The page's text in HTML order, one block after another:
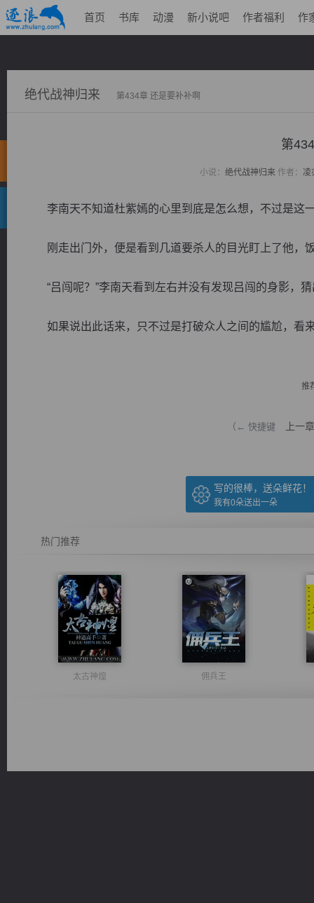
首页 书库 动漫 新小说吧 作者福利 作
绝代战神归来 第434章 还是要补补啊
第
小说： 绝代战神归来作者： 凌
李南天不知道杜紫嫣的心里到底是怎么想，不过是这
刚走出门外，便是看到几道要杀人的目光盯上了他，
“吕闯呢？”李南天看到左右并没有发现吕闯的身影，猜
如果说出此话来，只不过是打破众人之间的尴尬，看
推
（← 快捷键 上一章
写的很棒，送朵鲜花！
我有0朵送出一朵
热门推荐
太古神煌 佣兵王